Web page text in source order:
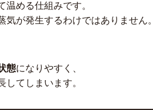
温める仕組みです。
が発生するわけではありません。
態になりやすく、
てしまいます。